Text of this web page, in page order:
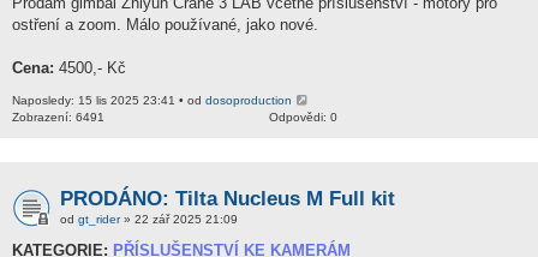
ostření a zoom. Málo používané, jako nové.
Cena: 4500,- Kč
Naposledy: 15 lis 2025 23:41 • od dosoproduction
Odpovědi: 0
Zobrazení: 6491
PRODÁNO: Tilta Nucleus M Full kit
od gt_rider» 22 zář 2025 21:09
KATEGORIE: PŘÍSLUŠENSTVÍ KE KAMERÁM